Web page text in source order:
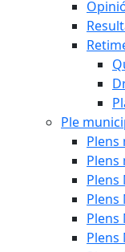
Ple
Plens
Plens
Plens
Plens
Plens
Plens